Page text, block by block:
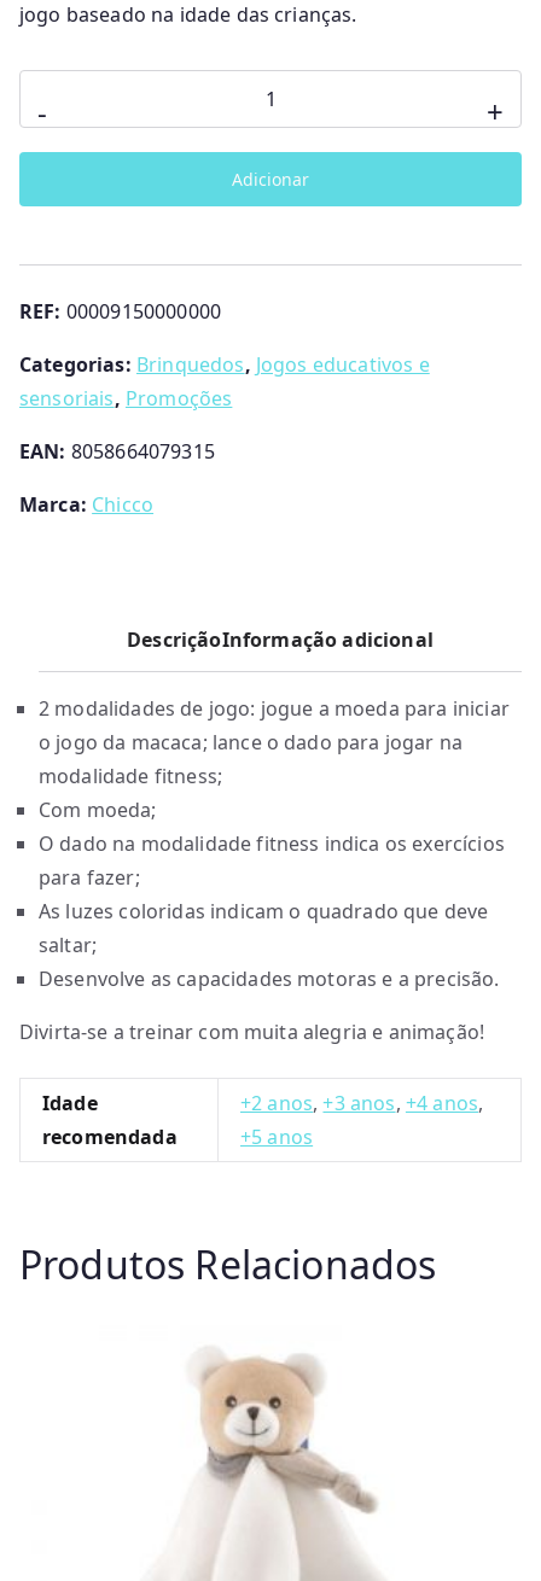
jogo baseado na idade das crianças.
-
de
Tapete
+
Adicionar
REF: 00009150000000
Categorias: Brinquedos, Jogos educativos e
sensoriais, Promoções
EAN: 8058664079315
Marca: Chicco
DescriçãoInformação adicional
2 modalidades de jogo: jogue a moeda para iniciar
o jogo da macaca; lance o dado para jogar na
modalidade fitness;
Com moeda;
O dado na modalidade fitness indica os exercícios
para fazer;
As luzes coloridas indicam o quadrado que deve
saltar;
Desenvolve as capacidades motoras e a precisão.
Divirta-se a treinar com muita alegria e animação!
Idade
recomendada
+2 anos,+3 anos, +4 anos,
+5 anos
Produtos Relacionados